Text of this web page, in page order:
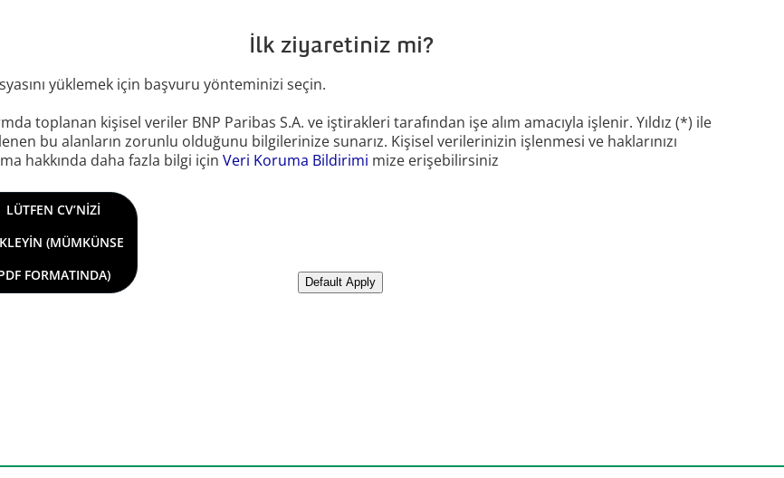
İlk ziyaretiniz mi?
yüklemek için başvuru yönteminizi seçin.
toplanan kişisel veriler BNP Paribas S.A. ve iştirakleri tarafından işe alım amacıyla işlenir. Yıldız (*) ile
bu alanların zorunlu olduğunu bilgilerinize sunarız. Kişisel verilerinizin işlenmesi ve haklarınızı
hakkında daha fazla bilgi için Veri Koruma Bildirimi mize erişebilirsiniz
LÜTFEN CV’NIZI
(MÜMKÜNSE
FORMATINDA)
CV dosyası yükle
Default Apply
LlinkedIn’den CV yükle